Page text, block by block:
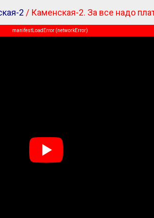
2 / Каменская-2. За все надо
manifestLoadError (networkError)